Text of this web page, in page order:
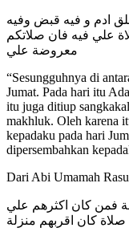
ادم و فيه قبض وفيه
علي فيه فان صلاتكم
معروضة علي
“Sesungguhnya di
Jumat. Pada hari itu
itu juga ditiup
makhluk. Oleh karena
kepadaku pada hari
dipersembahkan
Dari Abi Umamah
فمن كان اكثرهم علي
صلاة كان اقربهم منزلة